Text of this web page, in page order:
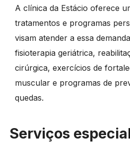
A clínica da Estácio oferece
tratamentos e programas
visam atender a essa
fisioterapia geriátrica,
cirúrgica, exercícios de
muscular e programas de
quedas.
Serviços